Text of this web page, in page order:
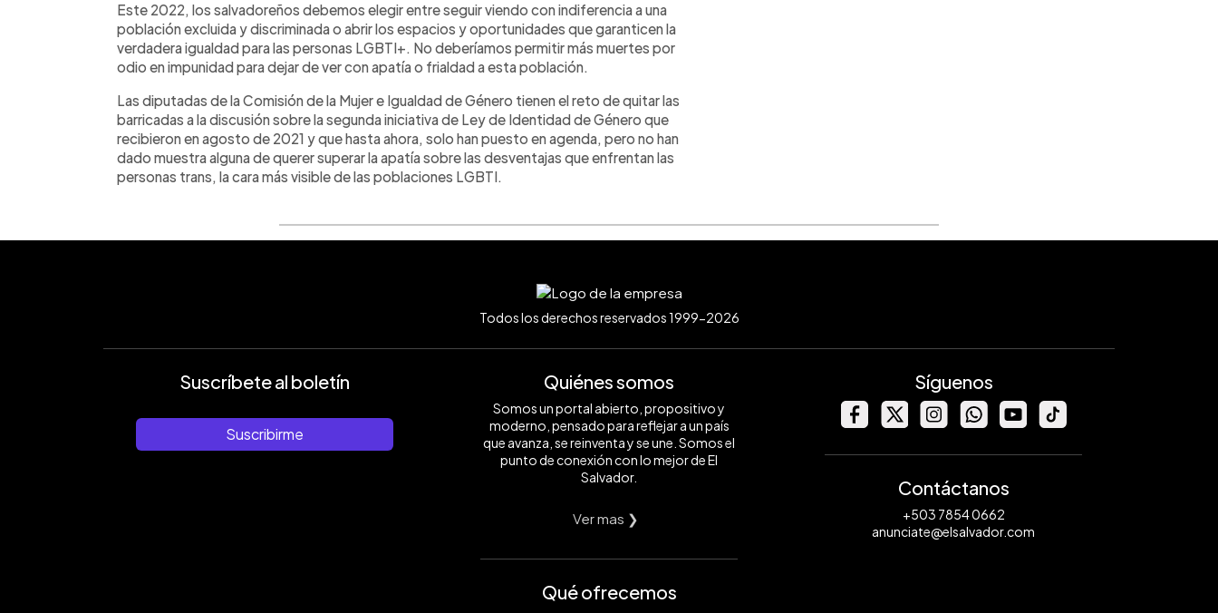
Este 2022, los salvadoreños debemos elegir entre seguir viendo con indiferencia a una
población excluida y discriminada o abrir los espacios y oportunidades que garanticen la
verdadera igualdad para las personas LGBTI+. No deberíamos permitir más muertes por
odio en impunidad para dejar de ver con apatía o frialdad a esta población.
Las diputadas de la Comisión de la Mujer e Igualdad de Género tienen el reto de quitar las
barricadas a la discusión sobre la segunda iniciativa de Ley de Identidad de Género que
recibieron en agosto de 2021 y que hasta ahora, solo han puesto en agenda, pero no han
dado muestra alguna de querer superar la apatía sobre las desventajas que enfrentan las
personas trans, la cara más visible de las poblaciones LGBTI.
Todos los derechos reservados 1999-2026
Suscríbete al boletín
Suscribirme
Quiénes somos
Somos un portal abierto, propositivo y
moderno, pensado para reflejar a un país
que avanza, se reinventa y se une. Somos el
punto de conexión con lo mejor de El
Salvador.
Ver mas ❯
Qué ofrecemos
Síguenos
Contáctanos
+503 7854 0662
anunciate@elsalvador.com